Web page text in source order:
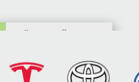
Харьков:
ул. Полтавское